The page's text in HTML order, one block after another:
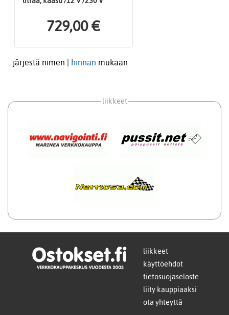
729,00 €
järjestä nimen | hinnan mukaan
liikkeet
liikkeet
käyttöehdot
tietosuojaseloste
liity kauppiaaksi
ota yhteyttä